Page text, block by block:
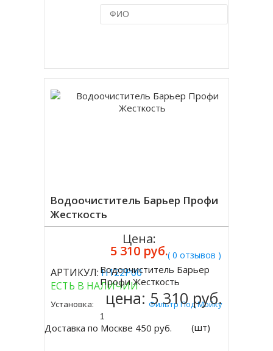
Водоочиститель Барьер Профи
Жесткость
( 0 отзывов )
АРТИКУЛ:Н122Р00
ЕСТЬ В НАЛИЧИИ
Установка: Фильтр Под Мойку
Доставка по Москве 450 руб.
Цена:
5 310 руб.
Купить
Водоочиститель Барьер
Профи Жесткость
цена:5 310 руб.
(шт)